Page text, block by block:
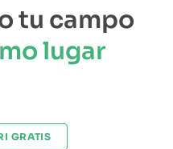
tu campo
lugar
GRATIS